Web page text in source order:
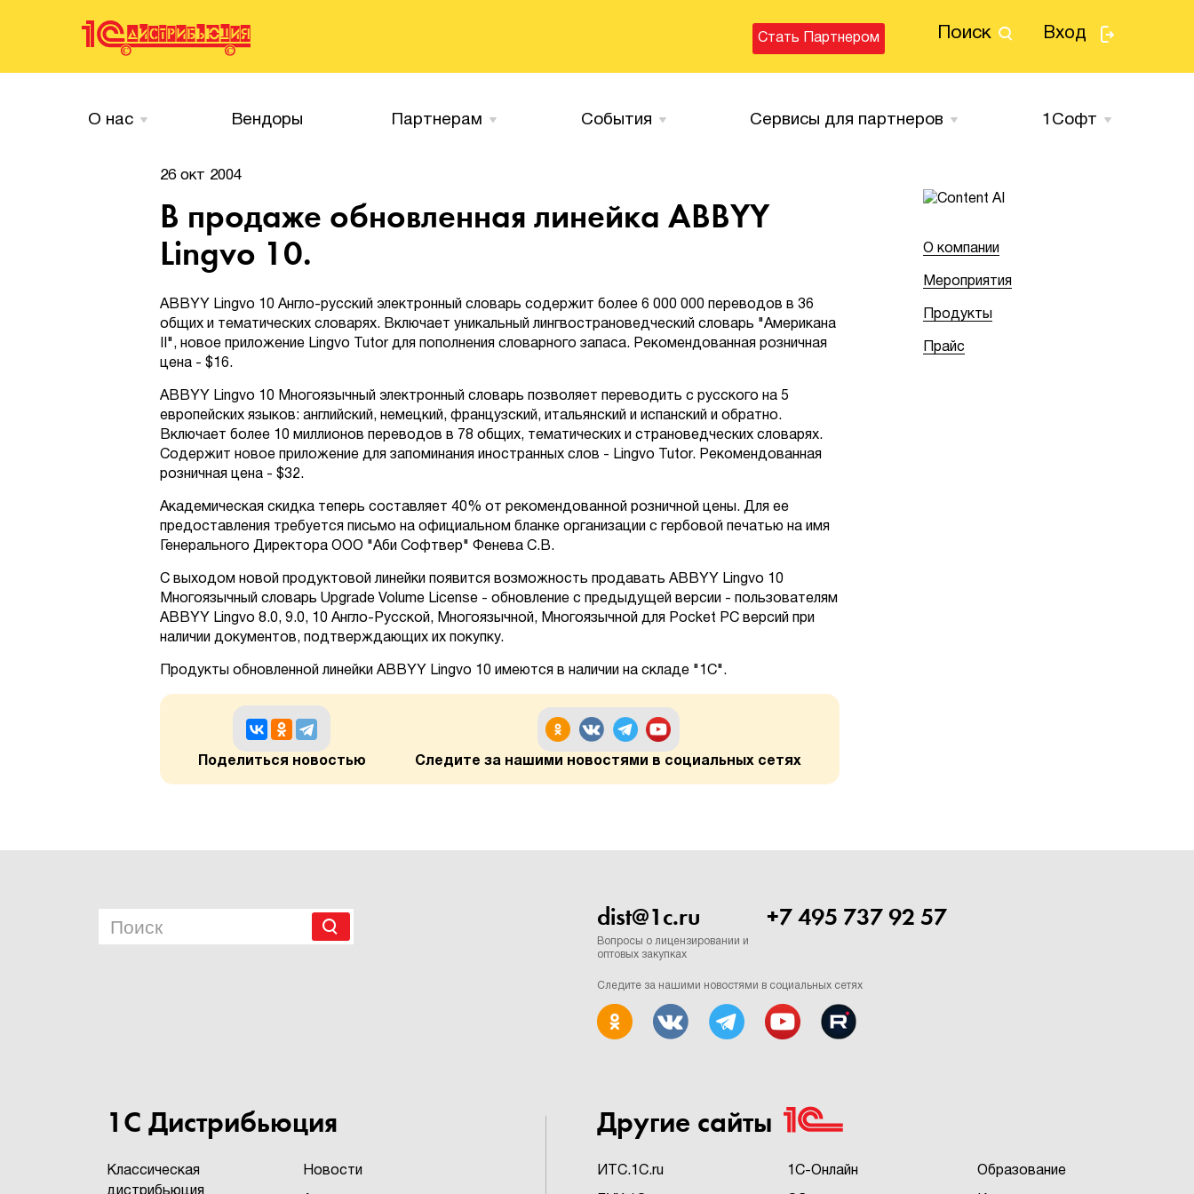
Поиск Вход
Стать Партнером
О нас Вендоры Партнерам События Сервисы для партнеров 1Cофт
26 окт 2004
В продаже обновленная линейка ABBYY
Lingvo 10.
ABBYY Lingvo 10 Англо-русский электронный словарь содержит более 6 000 000 переводов в 36
общих и тематических словарях. Включает уникальный лингвострановедческий словарь "Американа
II", новое приложение Lingvo Tutor для пополнения словарного запаса. Рекомендованная розничная
цена - $16.
ABBYY Lingvo 10 Многоязычный электронный словарь позволяет переводить с русского на 5
европейских языков: английский, немецкий, французский, итальянский и испанский и обратно.
Включает более 10 миллионов переводов в 78 общих, тематических и страноведческих словарях.
Содержит новое приложение для запоминания иностранных слов - Lingvo Tutor. Рекомендованная
розничная цена - $32.
Академическая скидка теперь составляет 40% от рекомендованной розничной цены. Для ее
предоставления требуется письмо на официальном бланке организации с гербовой печатью на имя
Генерального Директора ООО "Аби Софтвер" Фенева С.В.
C выходом новой продуктовой линейки появится возможность продавать ABBYY Lingvo 10
Многоязычный словарь Upgrade Volume License - обновление с предыдущей версии - пользователям
ABBYY Lingvo 8.0, 9.0, 10 Англо-Русской, Многоязычной, Многоязычной для Pocket PC версий при
наличии документов, подтверждающих их покупку.
Продукты обновленной линейки ABBYY Lingvo 10 имеются в наличии на складе "1С".
Поделиться новостью Следите за нашими новостями в социальных сетях
О компании
Мероприятия
Продукты
Прайс
+7 495 737 92 57
dist@1c.ru
Вопросы о лицензировании и
оптовых закупках
Следите за нашими новостями в социальных сетях
1С Дистрибьюция
Классическая
дистрибьюция
Новости
Другие сайты
ИTC.1C.ru 1С-Онлайн Образование